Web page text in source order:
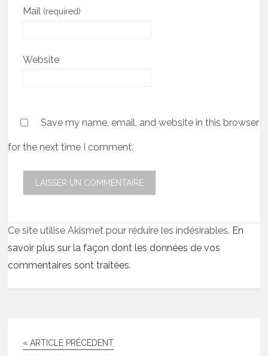
Mail (required)
Website
Save my name, email, and website in this browser
for the next time I comment.
Ce site utilise Akismet pour réduire les indésirables. En
savoir plus sur la façon dont les données de vos
commentaires sont traitées.
« ARTICLE PRÉCÉDENT